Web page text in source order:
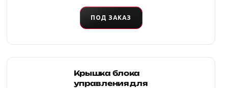
ПОД ЗАКАЗ
Крышка блока
управления для